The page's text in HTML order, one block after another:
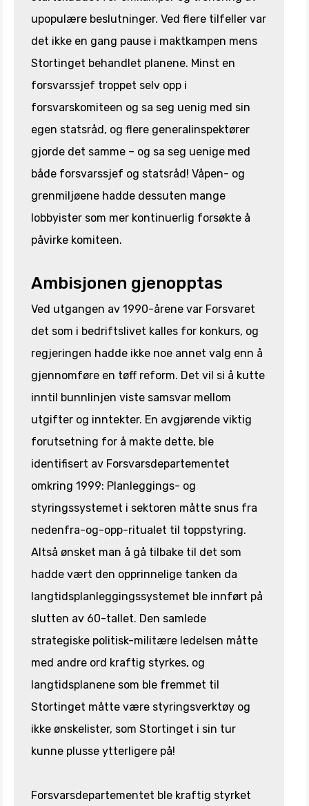
upopulære beslutninger. Ved flere tilfeller var
det ikke en gang pause i maktkampen mens
Stortinget behandlet planene. Minst en
forsvarssjef troppet selv opp i
forsvarskomiteen og sa seg uenig med sin
egen statsråd, og flere generalinspektører
gjorde det samme – og sa seg uenige med
både forsvarssjef og statsråd! Våpen- og
grenmiljøene hadde dessuten mange
lobbyister som mer kontinuerlig forsøkte å
påvirke komiteen.
Ambisjonen gjenopptas
Ved utgangen av 1990-årene var Forsvaret
det som i bedriftslivet kalles for konkurs, og
regjeringen hadde ikke noe annet valg enn å
gjennomføre en tøff reform. Det vil si å kutte
inntil bunnlinjen viste samsvar mellom
utgifter og inntekter. En avgjørende viktig
forutsetning for å makte dette, ble
identifisert av Forsvarsdepartementet
omkring 1999: Planleggings- og
styringssystemet i sektoren måtte snus fra
nedenfra-og-opp-ritualet til toppstyring.
Altså ønsket man å gå tilbake til det som
hadde vært den opprinnelige tanken da
langtidsplanleggingssystemet ble innført på
slutten av 60-tallet. Den samlede
strategiske politisk-militære ledelsen måtte
med andre ord kraftig styrkes, og
langtidsplanene som ble fremmet til
Stortinget måtte være styringsverktøy og
ikke ønskelister, som Stortinget i sin tur
kunne plusse ytterligere på!
Forsvarsdepartementet ble kraftig styrket